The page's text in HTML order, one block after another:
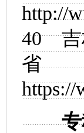
http://
40
https://